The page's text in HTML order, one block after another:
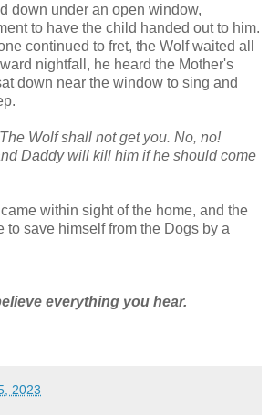
down under an open window,
to have the child handed out to him.
continued to fret, the Wolf waited all
nightfall, he heard the Mother's
down near the window to sing and
Wolf shall not get you. No, no!
Daddy will kill him if he should come
within sight of the home, and the
to save himself from the Dogs by a
everything you hear.
2023